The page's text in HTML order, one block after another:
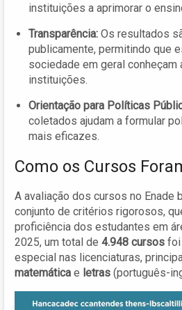
instituições a aprimorar o
Transparência: Os resultados
publicamente, permitindo que
sociedade em geral conheçam
instituições.
Orientação para Políticas
coletados ajudam a formular
mais eficazes.
Como os Cursos
A avaliação dos cursos no Enade
conjunto de critérios rigorosos,
proficiência dos estudantes em
2025, um total de 4.948 cursos foi
especial nas licenciaturas,
matemática e letras (português-